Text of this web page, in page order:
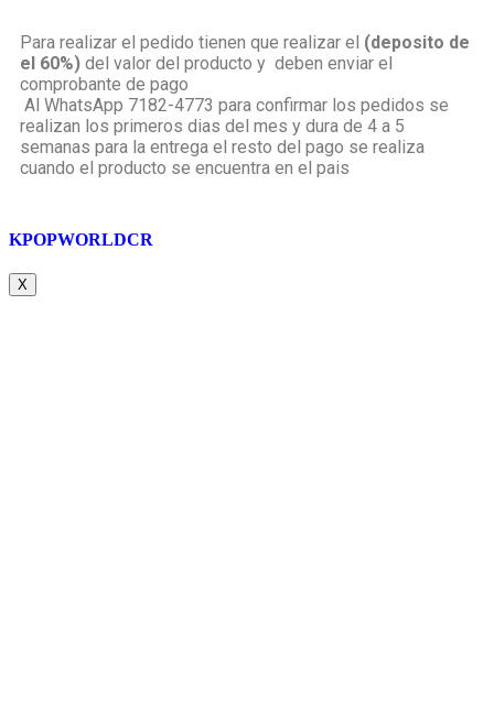
Para realizar el pedido tienen que realizar el (deposito de
el 60%) del valor del producto y deben enviar el
comprobante de pago
Al WhatsApp 7182-4773 para confirmar los pedidos se
realizan los primeros dias del mes y dura de 4 a 5
semanas para la entrega el resto del pago se realiza
cuando el producto se encuentra en el pais
KPOPWORLDCR
X